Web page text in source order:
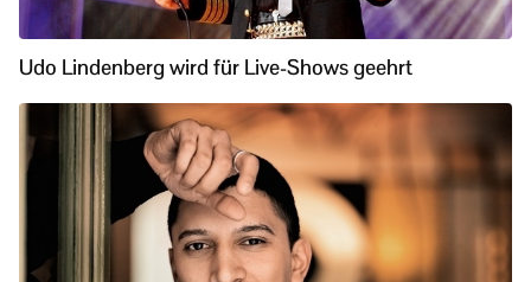
Udo Lindenberg wird für Live-Shows geehrt